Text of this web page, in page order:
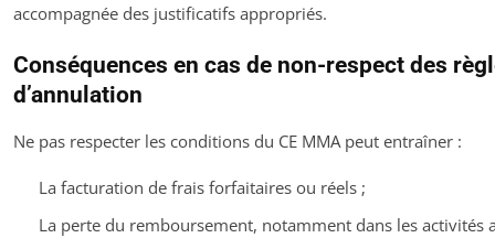
accompagnée des justificatifs appropriés.
Conséquences en cas de non-respect des
d’annulation
Ne pas respecter les conditions du CE MMA peut entraîner :
La facturation de frais forfaitaires ou réels ;
La perte du remboursement, notamment dans les activités